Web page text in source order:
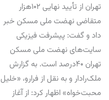
تهران از تأیید نهایی ۱۰۲هزار
متقاضی نهضت ملی مسکن خبر
داد و گفت: پیشرفت فیزیکی
سایت‌های نهضت ملی مسکن
تهران ۴۰درصد است. به گزارش
ملک‌رادار و به نقل از فرارو، «خلیل
محبت‌خواه» اظهار کرد: از آغاز